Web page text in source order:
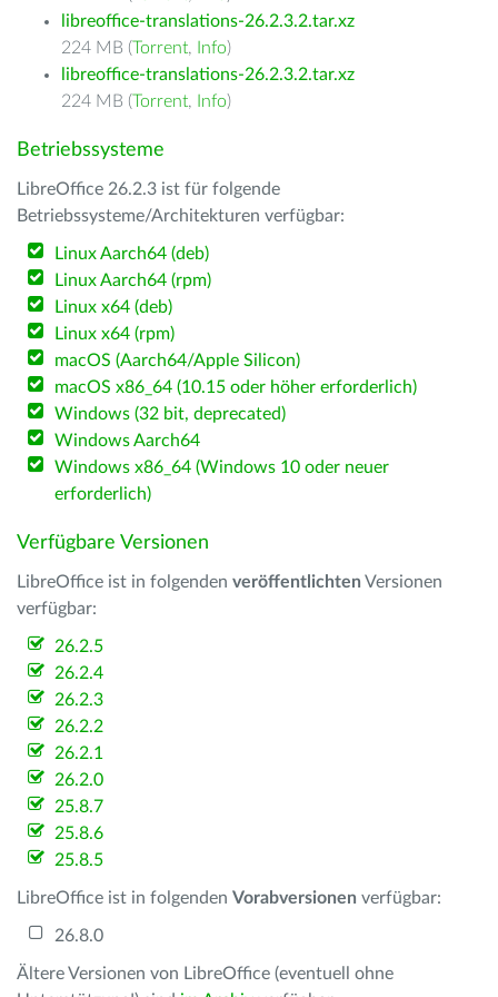
libreoffice-translations-26.2.3.2.tar.xz
224 MB (Torrent, Info)
libreoffice-translations-26.2.3.2.tar.xz
224 MB (Torrent, Info)
Betriebssysteme
LibreOffice 26.2.3 ist für folgende
Betriebssysteme/Architekturen verfügbar:
Linux Aarch64 (deb)
Linux Aarch64 (rpm)
Linux x64 (deb)
Linux x64 (rpm)
macOS (Aarch64/Apple Silicon)
macOS x86_64 (10.15 oder höher erforderlich)
Windows (32 bit, deprecated)
Windows Aarch64
Windows x86_64 (Windows 10 oder neuer
erforderlich)
Verfügbare Versionen
LibreOffice ist in folgenden veröffentlichten Versionen
verfügbar:
26.2.5
26.2.4
26.2.3
26.2.2
26.2.1
26.2.0
25.8.7
25.8.6
25.8.5
LibreOffice ist in folgenden Vorabversionen verfügbar:
26.8.0
Ältere Versionen von LibreOffice (eventuell ohne